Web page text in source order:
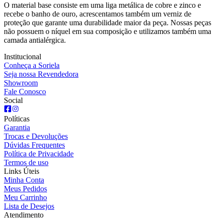
O material base consiste em uma liga metálica de cobre e zinco e
recebe o banho de ouro, acrescentamos também um verniz de
proteção que garante uma durabilidade maior da peça. Nossas peças
não possuem o níquel em sua composição e utilizamos também uma
camada antialérgica.
Institucional
Conheça a Soriela
Seja nossa Revendedora
Showroom
Fale Conosco
Social
Políticas
Garantia
Trocas e Devoluções
Dúvidas Frequentes
Política de Privacidade
Termos de uso
Links Úteis
Minha Conta
Meus Pedidos
Meu Carrinho
Lista de Desejos
Atendimento